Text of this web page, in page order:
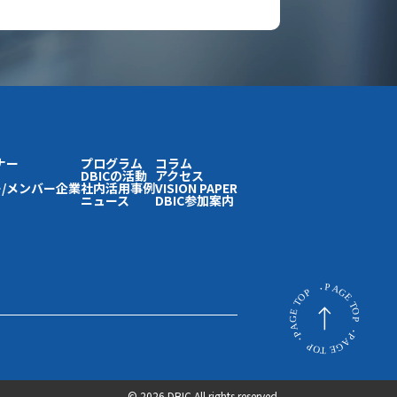
ー
メンバー企業
プログラム
DBICの活動
社内活用事例
ニュース
コラム
アクセス
VISION PAPER
DBIC参加案内